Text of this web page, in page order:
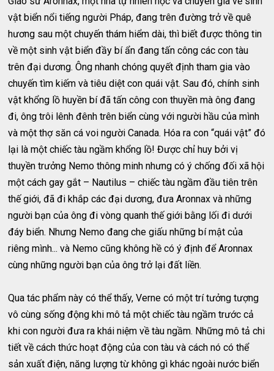
vật biển nổi tiếng người Pháp, đang trên đường trở về quê
hương sau một chuyến thám hiểm dài, thì biết được thông tin
về một sinh vật biển đầy bí ẩn đang tấn công các con tàu
trên đại dương. Ông nhanh chóng quyết định tham gia vào
chuyến tìm kiếm và tiêu diệt con quái vật. Sau đó, chính sinh
vật khổng lồ huyền bí đã tấn công con thuyền mà ông đang
đi, ông trôi lênh đênh trên biển cùng với người hầu của mình
và một thợ săn cá voi người Canada. Hóa ra con “quái vật” đó
lại là một chiếc tàu ngầm khổng lồ! Được chỉ huy bởi vị
thuyền trưởng Nemo thông minh nhưng có ý chống đối xã hội
một cách gay gắt – Nautilus – chiếc tàu ngầm đầu tiên trên
thế giới, đã đi khắp các đại dương, đưa Aronnax và những
người bạn của ông đi vòng quanh thế giới bằng lối đi dưới
đáy biển. Nhưng Nemo đang che giấu những bí mật của
riêng mình... và Nemo cũng không hề có ý định để Aronnax
cùng những người bạn của ông trở lại đất liền.
Qua tác phẩm này có thể thấy, Verne có một trí tưởng tượng
vô cùng sống động khi mô tả một chiếc tàu ngầm trước cả
khi con người đưa ra khái niệm về tàu ​​ngầm. Những mô tả chi
tiết về cách thức hoạt động của con tàu và cách nó có thể
sản xuất điện, năng lượng từ không gì khác ngoài nước biển